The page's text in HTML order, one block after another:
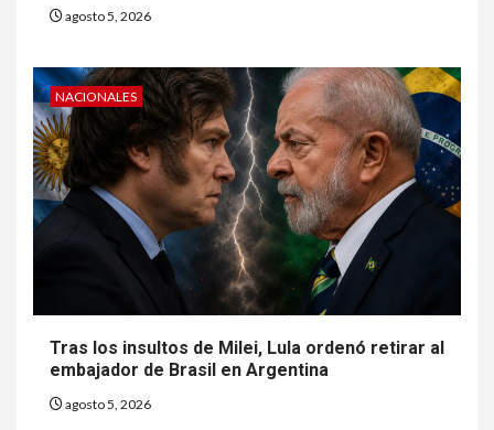
agosto 5, 2026
NACIONALES
Tras los insultos de Milei, Lula ordenó retirar al
embajador de Brasil en Argentina
agosto 5, 2026